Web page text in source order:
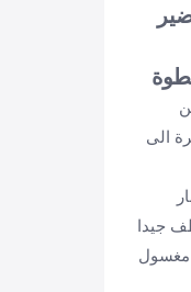
الى
جيدا
مغسول